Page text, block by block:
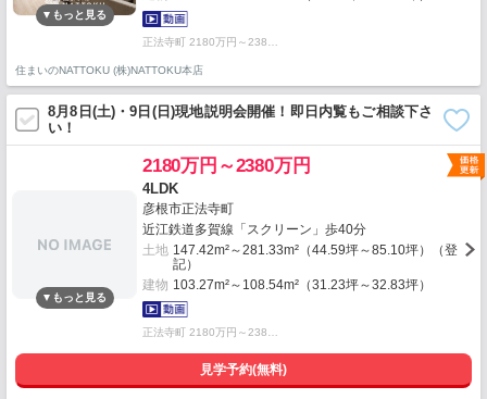
正法寺町 2180万円～238…
住まいのNATTOKU (株)NATTOKU本店
8月8日(土)・9日(日)現地説明会開催！即日内覧もご相談下さ
い！
2180万円～2380万円
4LDK
彦根市正法寺町
近江鉄道多賀線「スクリーン」歩40分
土地 147.42m²～281.33m²（44.59坪～85.10坪）（登
記）
建物 103.27m²～108.54m²（31.23坪～32.83坪）
正法寺町 2180万円～238…
見学予約(無料)